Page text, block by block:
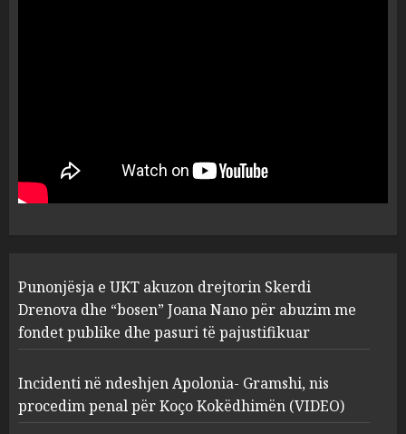
1
“bosen” Joana Nano për
abuzim me fondet publike dhe
pasuri të pajustifikuar
2
Apolonia- Gramshi, nis
procedim penal për Koço
Kokëdhimën (VIDEO)
MARCH 27, 2025
FOTO/ Persona të maskuar
sulmuan “One Albania”,
Punonjësja e UKT akuzon drejtorin Skerdi
Drenova dhe “bosen” Joana Nano për abuzim me
fondet publike dhe pasuri të pajustifikuar
Incidenti në ndeshjen Apolonia- Gramshi, nis
procedim penal për Koço Kokëdhimën (VIDEO)